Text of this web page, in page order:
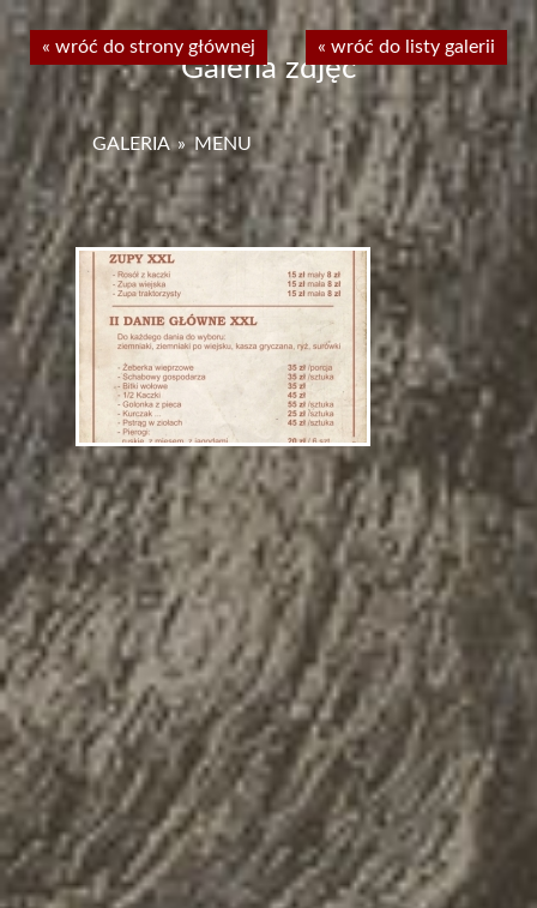
« wróć do strony głównej « wróć do listy galerii
Galeria zdjęć
GALERIA » MENU
« wróć do strony głównej